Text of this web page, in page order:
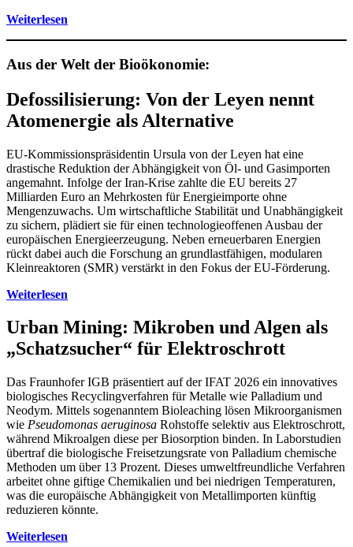
Weiterlesen
Aus der Welt der Bioökonomie:
Defossilisierung: Von der Leyen nennt
Atomenergie als Alternative
EU-Kommissionspräsidentin Ursula von der Leyen hat eine
drastische Reduktion der Abhängigkeit von Öl- und Gasimporten
angemahnt. Infolge der Iran-Krise zahlte die EU bereits 27
Milliarden Euro an Mehrkosten für Energieimporte ohne
Mengenzuwachs. Um wirtschaftliche Stabilität und Unabhängigkeit
zu sichern, plädiert sie für einen technologieoffenen Ausbau der
europäischen Energieerzeugung. Neben erneuerbaren Energien
rückt dabei auch die Forschung an grundlastfähigen, modularen
Kleinreaktoren (SMR) verstärkt in den Fokus der EU-Förderung.
Weiterlesen
Urban Mining: Mikroben und Algen als
„Schatzsucher“ für Elektroschrott
Das Fraunhofer IGB präsentiert auf der IFAT 2026 ein innovatives
biologisches Recyclingverfahren für Metalle wie Palladium und
Neodym. Mittels sogenanntem Bioleaching lösen Mikroorganismen
wie Pseudomonas aeruginosa Rohstoffe selektiv aus Elektroschrott,
während Mikroalgen diese per Biosorption binden. In Laborstudien
übertraf die biologische Freisetzungsrate von Palladium chemische
Methoden um über 13 Prozent. Dieses umweltfreundliche Verfahren
arbeitet ohne giftige Chemikalien und bei niedrigen Temperaturen,
was die europäische Abhängigkeit von Metallimporten künftig
reduzieren könnte.
Weiterlesen